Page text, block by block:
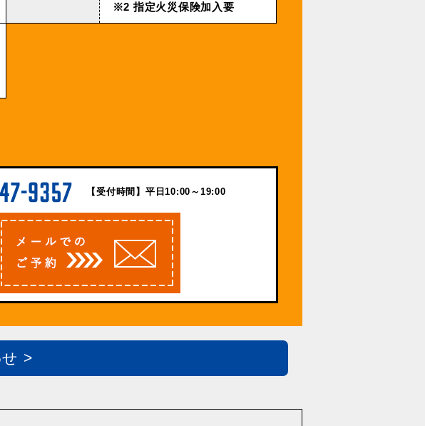
※2 指定火災保険加入要
【受付時間】平日10:00～19:00
>